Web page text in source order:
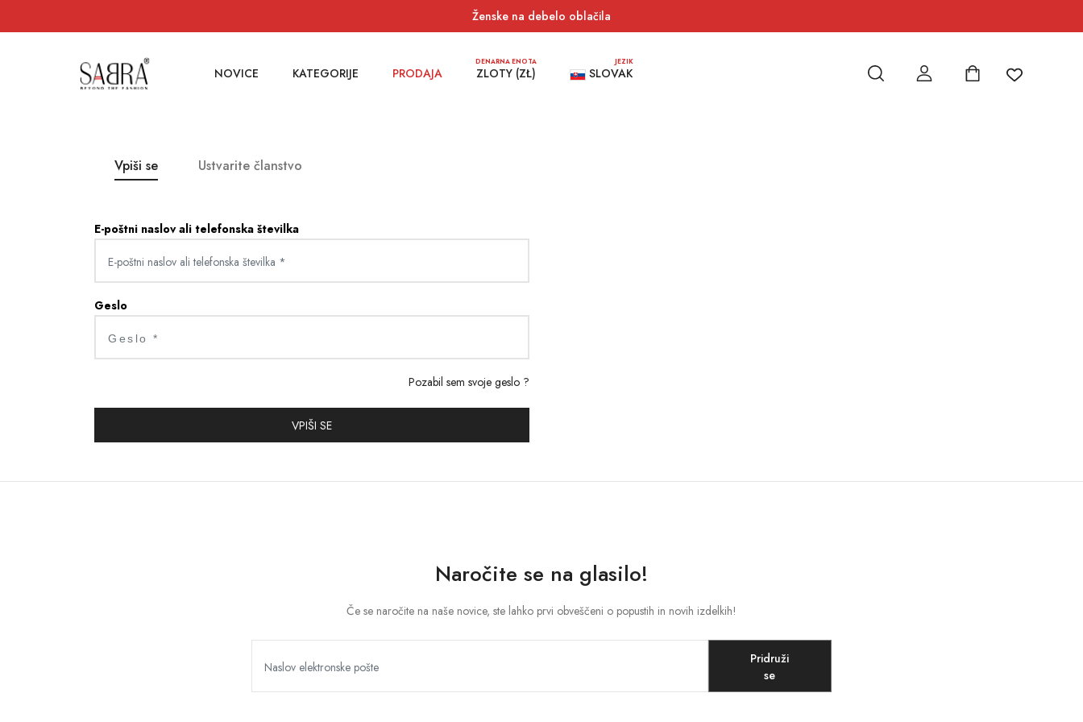
Ženske na debelo oblačila
NOVICE KATEGORIJE PRODAJA
DENARNA ENOTA
ZLOTY (ZŁ)
JEZIK
SLOVAK
Vpiši se Ustvarite članstvo
E-poštni naslov ali telefonska številka
Geslo
Pozabil sem svoje geslo ?
VPIŠI SE
Naročite se na glasilo!
Če se naročite na naše novice, ste lahko prvi obveščeni o popustih in novih izdelkih!
Pridruži
se